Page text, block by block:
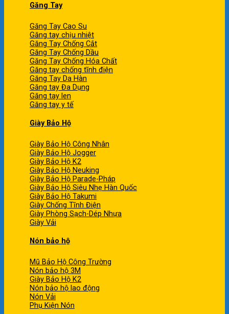
Găng Tay
Găng Tay Cao Su
Găng tay chịu nhiệt
Găng Tay Chống Cắt
Găng Tay Chống Dầu
Găng Tay Chống Hóa Chất
Găng tay chống tĩnh điện
Găng Tay Da Hàn
Găng tay Đa Dụng
Găng tay len
Găng tay y tế
Giày Bảo Hộ
Giày Bảo Hộ Công Nhân
Giày Bảo Hộ Jogger
Giày Bảo Hộ K2
Giày Bảo Hộ Neuking
Giày Bảo Hộ Parade-Pháp
Giày Bảo Hộ Siêu Nhẹ Hàn Quốc
Giày Bảo Hộ Takumi
Giày Chống Tĩnh Điện
Giày Phòng Sạch-Dép Nhựa
Giày Vải
Nón bảo hộ
Mũ Bảo Hộ Công Trường
Nón bảo hộ 3M
Giày Bảo Hộ K2
Nón bảo hộ lao động
Nón Vải
Phụ Kiện Nón